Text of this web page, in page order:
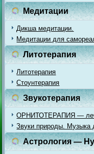
Медитации
Дикша медитации.
Медитации для
Литотерапия
Литотерапия
Стоунтерапия
Звукотерапия
ОРНИТОТЕРАПИЯ —
Звуки природы. Музыка
Астрология —